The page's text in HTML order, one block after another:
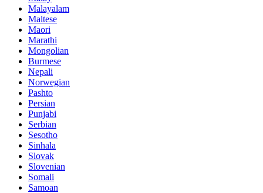
Malayalam
Maltese
Maori
Marathi
Mongolian
Burmese
Nepali
Norwegian
Pashto
Persian
Punjabi
Serbian
Sesotho
Sinhala
Slovak
Slovenian
Somali
Samoan